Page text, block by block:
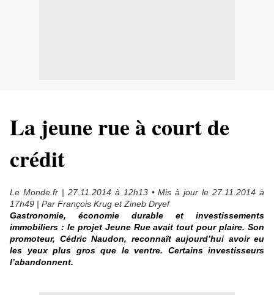
La jeune rue à court de
crédit
Le Monde.fr| 27.11.2014 à 12h13• Mis à jour le27.11.2014 à
17h49 | Par François Krug et Zineb Dryef
Gastronomie, économie durable et investissements
immobiliers : le projet Jeune Rue avait tout pour plaire. Son
promoteur, Cédric Naudon, reconnaît aujourd’hui avoir eu
les yeux plus gros que le ventre. Certains investisseurs
l’abandonnent.